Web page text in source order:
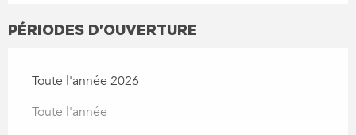
PÉRIODES D'OUVERTURE
Toute l'année 2026
Toute l'année